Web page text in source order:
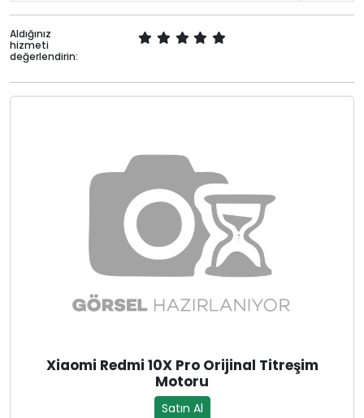
Aldığınız
hizmeti
değerlendirin:
Xiaomi Redmi 10X Pro Orijinal Titreşim
Motoru
Satın Al